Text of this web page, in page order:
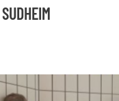
SUDHEIM